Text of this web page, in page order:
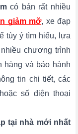
có bán rất nhiều
giảm mỡ, xe đạp
tùy ý tìm hiểu, lựa
chương trình
hàng và bảo hành
tin chi tiết, các
số điện thoại
tại nhà mới nhất